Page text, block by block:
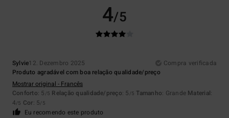
4/5
Sylvie12. Dezembro 2025
Compra verificada
Produto agradável com boa relação qualidade/preço
Mostrar original - Francês
Conforto: 5 /5 Relação qualidade/preço: 5 /5 Tamanho: Grande Material:
4/5 Cor: 5/5
Eu recomendo este produto